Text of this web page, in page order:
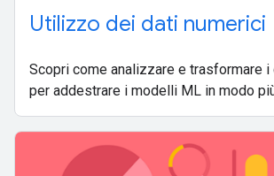
Utilizzo dei dati numerici
Scopri come analizzare e trasformare i
per addestrare i modelli ML in modo